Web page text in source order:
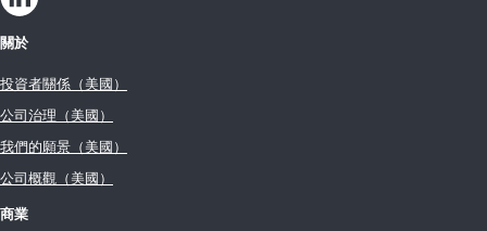
關於
投資者關係（美國）
公司治理（美國）
我們的願景（美國）
公司概觀（美國）
商業